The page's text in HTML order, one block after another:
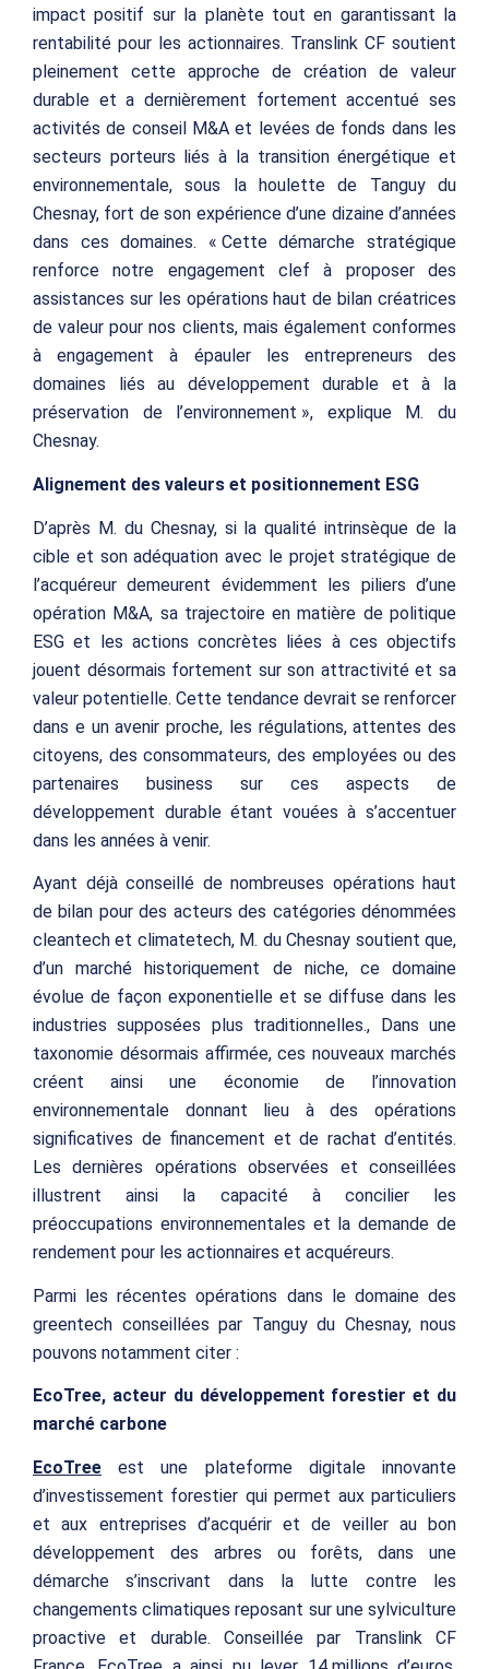
impact positif sur la planète tout en garantissant la
rentabilité pour les actionnaires. Translink CF soutient
pleinement cette approche de création de valeur
durable et a dernièrement fortement accentué ses
activités de conseil M&A et levées de fonds dans les
secteurs porteurs liés à la transition énergétique et
environnementale, sous la houlette de Tanguy du
Chesnay, fort de son expérience d’une dizaine d’années
dans ces domaines. « Cette démarche stratégique
renforce notre engagement clef à proposer des
assistances sur les opérations haut de bilan créatrices
de valeur pour nos clients, mais également conformes
à engagement à épauler les entrepreneurs des
domaines liés au développement durable et à la
préservation de l’environnement », explique M. du
Chesnay.
Alignement des valeurs et positionnement ESG
D’après M. du Chesnay, si la qualité intrinsèque de la
cible et son adéquation avec le projet stratégique de
l’acquéreur demeurent évidemment les piliers d’une
opération M&A, sa trajectoire en matière de politique
ESG et les actions concrètes liées à ces objectifs
jouent désormais fortement sur son attractivité et sa
valeur potentielle. Cette tendance devrait se renforcer
dans e un avenir proche, les régulations, attentes des
citoyens, des consommateurs, des employées ou des
partenaires business sur ces aspects de
développement durable étant vouées à s’accentuer
dans les années à venir.
Ayant déjà conseillé de nombreuses opérations haut
de bilan pour des acteurs des catégories dénommées
cleantech et climatetech, M. du Chesnay soutientque,
d’un marché historiquement de niche, ce domaine
évolue de façon exponentielle et se diffuse dans les
industries supposées plus traditionnelles., Dans une
taxonomie désormais affirmée, ces nouveaux marchés
créent ainsi une économie de l’innovation
environnementale donnant lieu à des opérations
significatives de financement et de rachat d’entités.
Les dernières opérations observées et conseillées
illustrent ainsi la capacité à concilier les
préoccupations environnementales et la demande de
rendement pour les actionnaires et acquéreurs.
Parmi les récentes opérations dans le domaine des
greentech conseillées par Tanguy du Chesnay, nous
pouvons notamment citer :
EcoTree, acteur du développement forestier et du
marché carbone
EcoTree estune plateforme digitale innovante
d’investissement forestier qui permet aux particuliers
et aux entreprises d’acquérir et de veiller au bon
développement des arbres ou forêts, dans une
démarche s’inscrivant dans la lutte contre les
changements climatiques reposant sur une sylviculture
proactive et durable. Conseillée par Translink CF